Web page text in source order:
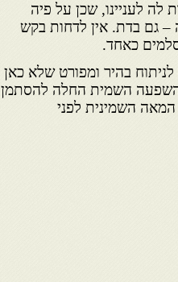
לעניינו, שכן על פיה
– גם בדת. אין לדחות בקש
כאחד.
בהיר ומפורט שלא כאן
השמית החלה להסתמן
השמינית לפני